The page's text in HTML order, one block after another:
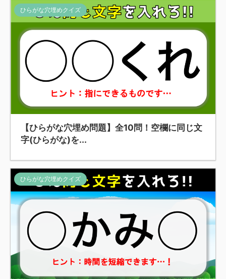
ひらがな穴埋めクイズ
【ひらがな穴埋め問題】全10問！空欄に同じ文
字(ひらがな)を...
ひらがな穴埋めクイズ